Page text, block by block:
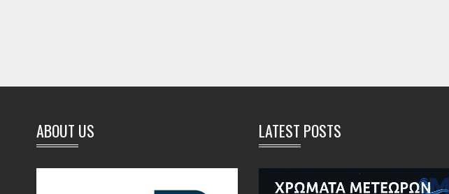
ABOUT US LATEST POSTS